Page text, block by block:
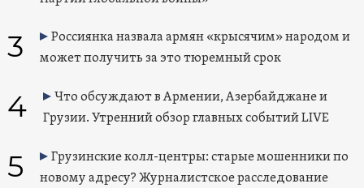
3
Россиянка назвала армян «крысячим» народом и
может получить за это тюремный срок
4
Что обсуждают в Армении, Азербайджане и
Грузии. Утренний обзор главных событий LIVE
5
Грузинские колл-центры: старые мошенники по
новому адресу? Журналистское расследование